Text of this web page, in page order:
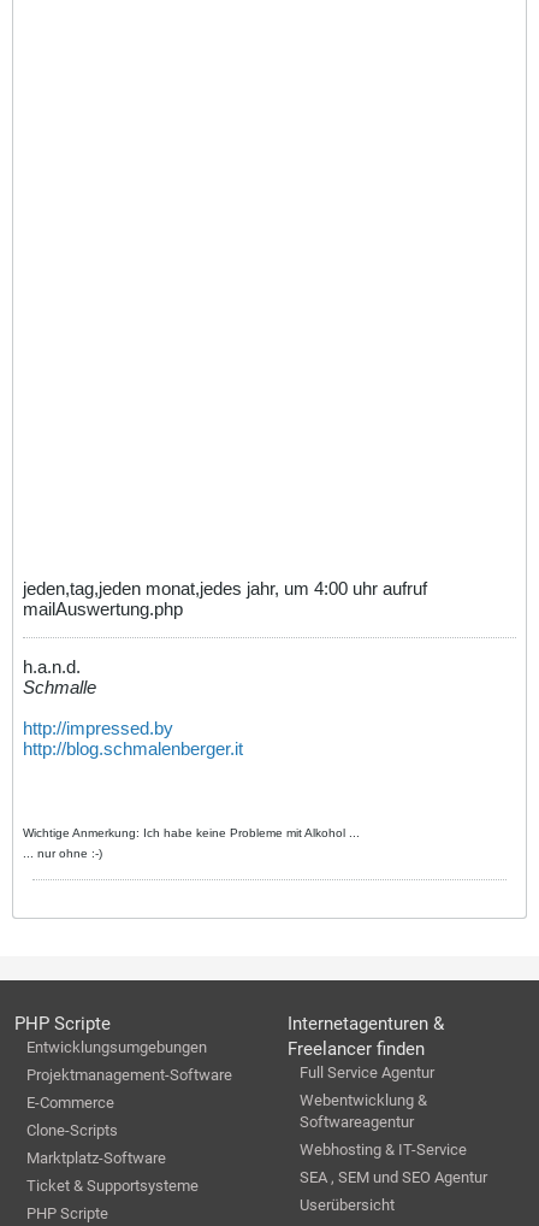
jeden,tag,jeden monat,jedes jahr, um 4:00 uhr aufruf
mailAuswertung.php
h.a.n.d.
Schmalle
http://impressed.by
http://blog.schmalenberger.it
Wichtige Anmerkung: Ich habe keine Probleme mit Alkohol ...
... nur ohne :-)
PHP Scripte
Entwicklungsumgebungen
Projektmanagement-Software
E-Commerce
Clone-Scripts
Marktplatz-Software
Ticket & Supportsysteme
PHP Scripte
Internetagenturen &
Freelancer finden
Full Service Agentur
Webentwicklung &
Softwareagentur
Webhosting & IT-Service
SEA , SEM und SEO Agentur
Userübersicht